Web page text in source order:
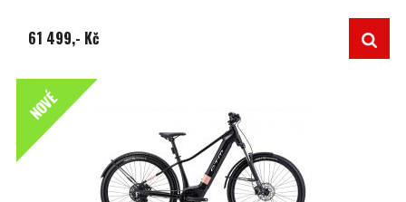
61 499,- Kč
NOVÉ